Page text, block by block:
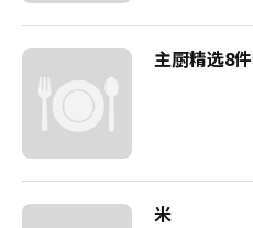
主厨精选8
米